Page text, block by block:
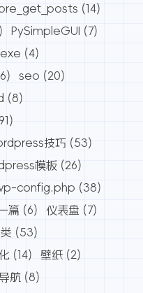
(14)
PySimpleGUI
(7)
(4)
seo (20)
(8)
技巧 (53)
模板 (26)
config.php (38)
篇 (6) 仪表盘 (7)
(53)
(14) 壁纸 (2)
航 (8)